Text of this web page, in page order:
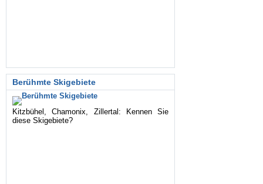
Berühmte Skigebiete
Kitzbühel, Chamonix, Zillertal: Kennen Sie
diese Skigebiete?